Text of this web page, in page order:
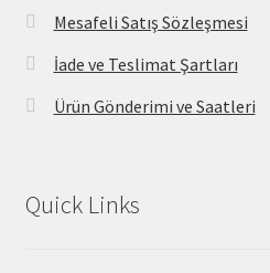
Mesafeli Satış Sözleşmesi
İade ve Teslimat Şartları
Ürün Gönderimi ve Saatleri
Quick Links